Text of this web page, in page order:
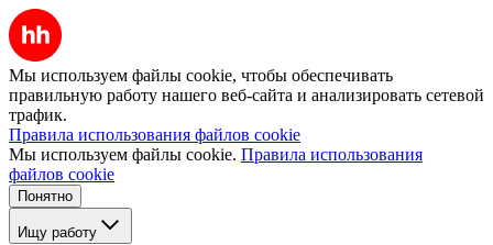
Мы используем файлы cookie, чтобы обеспечивать
правильную работу нашего веб-сайта и анализировать сетевой
трафик.
Правила использования файлов cookie
Мы используем файлы cookie. Правила использования
файлов cookie
Понятно
Ищу работу